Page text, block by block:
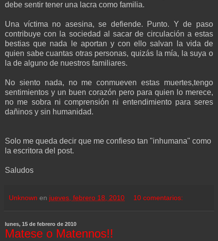
debe sentir tener una lacra como familia.
Una víctima no asesina, se defiende. Punto. Y de paso
contribuye con la sociedad al sacar de circulación a estas
bestias que nada le aportan y con ello salvan la vida de
quien sabe cuantas otras personas, quizás la mía, la suya o
la de alguno de nuestros familiares.
No siento nada, no me conmueven estas muertes,tengo
sentimientos y un buen corazón pero para quien lo merece,
no me sobra ni comprensión ni entendimiento para seres
dañinos y sin humanidad.
Solo me queda decir que me confieso tan "inhumana" como
la escritora del post.
Saludos
Unknown en jueves, febrero 18, 2010 10 comentarios:
lunes, 15 de febrero de 2010
Matese o Matennos!!